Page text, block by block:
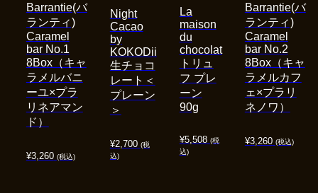
¥3,260 (税込)
Barrantie(バ
ランティ)
Caramel
bar No.1
8Box（キャ
ラメルバニ
ーユ×プラ
リネアマン
ド）
¥2,700 (税
込)
Night
Cacao
by
KOKODii
生チョコ
レート＜
プレーン
＞
¥5,508 (税
込)
La
maison
du
chocolat
トリュ
フ プレ
ーン
90g
¥3,260 (税込)
Barrantie(バ
ランティ)
Caramel
bar No.2
8Box（キャ
ラメルカフ
ェ×プラリ
ネノワ）